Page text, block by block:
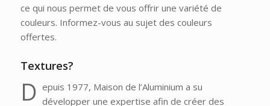
ce qui nous permet de vous offrir une variété de
couleurs. Informez-vous au sujet des couleurs
offertes.
Textures?
D epuis 1977, Maison de l’Aluminium a su
développer une expertise afin de créer des